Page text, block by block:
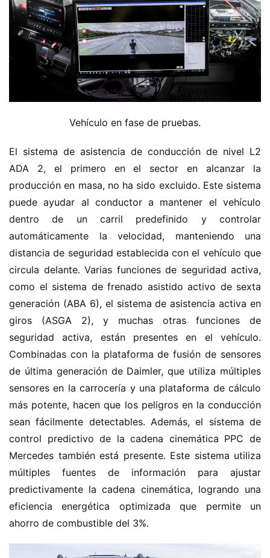
Vehículo en fase de pruebas.
El sistema de asistencia de conducción de nivel L2
ADA 2, el primero en el sector en alcanzar la
producción en masa, no ha sido excluido. Este sistema
puede ayudar al conductor a mantener el vehículo
dentro de un carril predefinido y controlar
automáticamente la velocidad, manteniendo una
distancia de seguridad establecida con el vehículo que
circula delante. Varias funciones de seguridad activa,
como el sistema de frenado asistido activo de sexta
generación (ABA 6), el sistema de asistencia activa en
giros (ASGA 2), y muchas otras funciones de
seguridad activa, están presentes en el vehículo.
Combinadas con la plataforma de fusión de sensores
de última generación de Daimler, que utiliza múltiples
sensores en la carrocería y una plataforma de cálculo
más potente, hacen que los peligros en la conducción
sean fácilmente detectables. Además, el sistema de
control predictivo de la cadena cinemática PPC de
Mercedes también está presente. Este sistema utiliza
múltiples fuentes de información para ajustar
predictivamente la cadena cinemática, logrando una
eficiencia energética optimizada que permite un
ahorro de combustible del 3%.